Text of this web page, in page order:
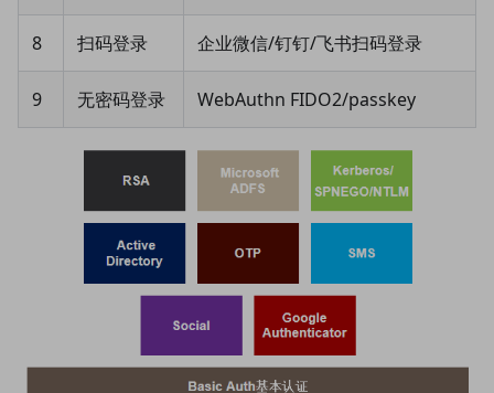
8 扫码登录 企业微信/钉钉/飞书扫码登录
9 无密码登录 WebAuthn FIDO2/passkey